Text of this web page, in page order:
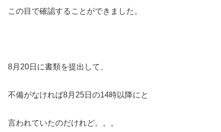
この目で確認することができました。
8月20日に書類を提出して、
不備がなければ8月25日の14時以降にと
言われていたのだけれど。。。